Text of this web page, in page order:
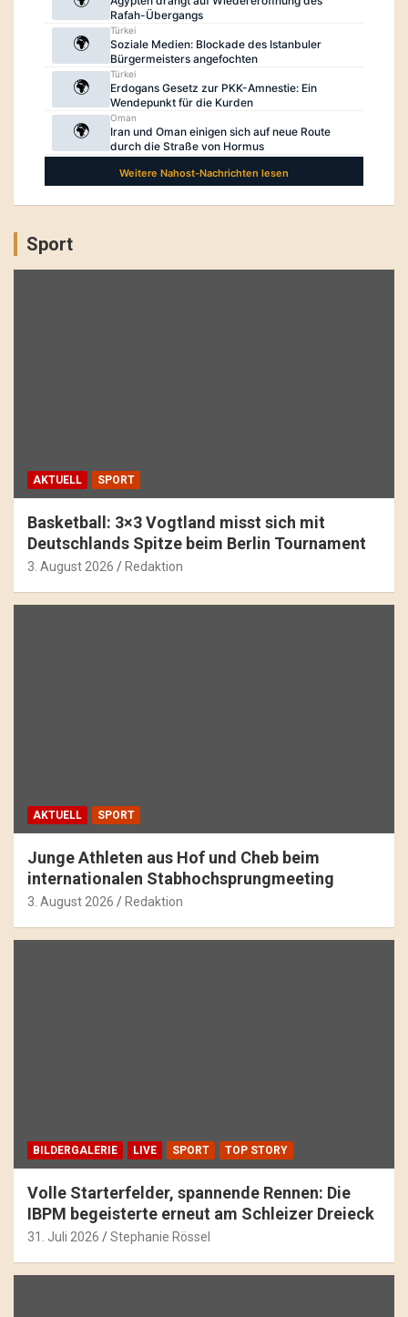
Sport
AKTUELL SPORT
Basketball: 3×3 Vogtland misst sich mit
Deutschlands Spitze beim Berlin Tournament
3. August 2026 Redaktion
AKTUELL SPORT
Junge Athleten aus Hof und Cheb beim
internationalen Stabhochsprungmeeting
3. August 2026 Redaktion
BILDERGALERIE LIVE SPORT TOP STORY
Volle Starterfelder, spannende Rennen: Die
IBPM begeisterte erneut am Schleizer Dreieck
31. Juli 2026 Stephanie Rössel